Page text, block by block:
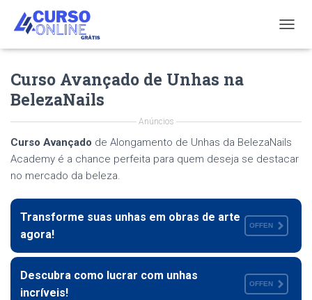
O
V
O
N
Curso Avançado de Unhas na
BelezaNails
Anúncios
Curso Avançado de Alongamento de Unhas da BelezaNails
Academy é a chance perfeita para quem deseja se destacar
no mercado da beleza.
Transforme suas unhas em obras de arte
agora!
OFFEN
Descubra como lucrar com unhas
incríveis!
OFFEN